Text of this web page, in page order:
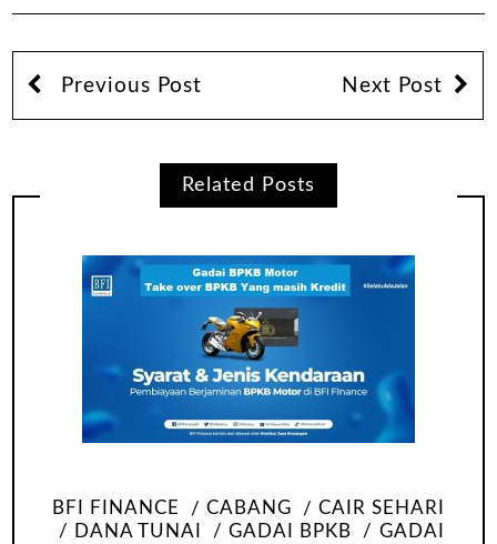
Previous Post Next Post
Related Posts
BFI FINANCE CABANG
CAIR SEHARI
DANA TUNAI
GADAI BPKB
GADAI